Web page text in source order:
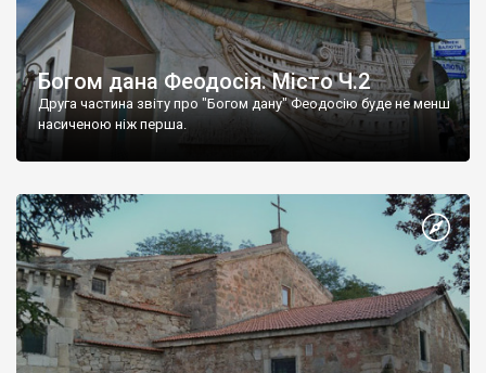
Богом дана Феодосія. Місто Ч.2
Друга частина звіту про "Богом дану" Феодосію буде не менш
насиченою ніж перша.